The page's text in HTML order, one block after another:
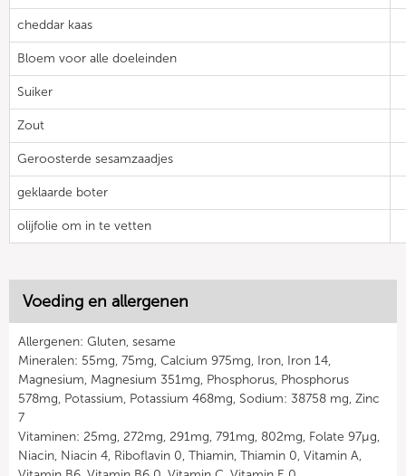
cheddar kaas
Bloem voor alle doeleinden
Suiker
Zout
Geroosterde sesamzaadjes
geklaarde boter
olijfolie om in te vetten
Voeding en allergenen
Allergenen: Gluten, sesame
Mineralen: 55mg, 75mg, Calcium 975mg, Iron, Iron 14,
Magnesium, Magnesium 351mg, Phosphorus, Phosphorus
578mg, Potassium, Potassium 468mg, Sodium: 38758 mg, Zinc
7
Vitaminen: 25mg, 272mg, 291mg, 791mg, 802mg, Folate 97µg,
Niacin, Niacin 4, Riboflavin 0, Thiamin, Thiamin 0, Vitamin A,